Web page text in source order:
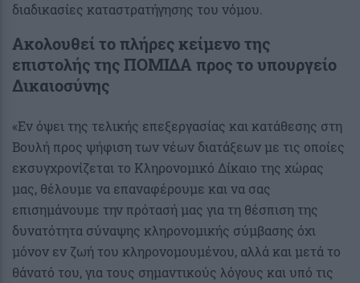
διαδικασίες καταστρατήγησης του νόμου.
Ακολουθεί το πλήρες κείμενο της
επιστολής της ΠΟΜΙΔΑ προς το υπουργείο
Δικαιοσύνης
«Εν όψει της τελικής επεξεργασίας και κατάθεσης στη
Βουλή προς ψήφιση των νέων διατάξεων με τις οποίες
εκσυγχρονίζεται το Κληρονομικό Δίκαιο της χώρας
μας, θέλουμε να επαναφέρουμε και να σας
επισημάνουμε την πρότασή μας για τη θέσπιση της
δυνατότητα σύναψης κληρονομικής σύμβασης όχι
μόνον εν ζωή του κληρονομουμένου, αλλά και μετά το
θάνατό του, για τους σημαντικούς λόγους και υπό τις